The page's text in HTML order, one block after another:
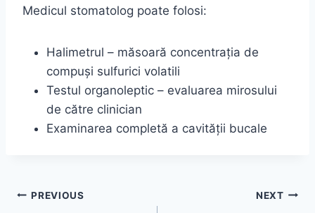
Medicul stomatolog poate folosi:
Halimetrul – măsoară concentrația de
compuși sulfurici volatili
Testul organoleptic – evaluarea mirosului
de către clinician
Examinarea completă a cavității bucale
Navigare
PREVIOUS NEXT